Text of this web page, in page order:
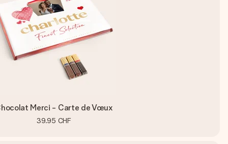
Merci - Carte de Vœux
39.95 CHF